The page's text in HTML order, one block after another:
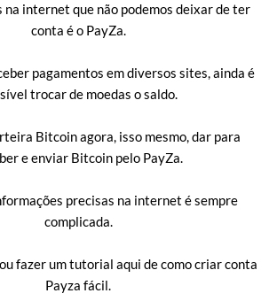
na internet que não podemos deixar de ter
conta é o PayZa.
pagamentos em diversos sites, ainda é
trocar de moedas o saldo.
Bitcoin agora, isso mesmo, dar para
e enviar Bitcoin pelo PayZa.
precisas na internet é sempre
complicada.
fazer um tutorial aqui de como criar conta
Payza fácil.